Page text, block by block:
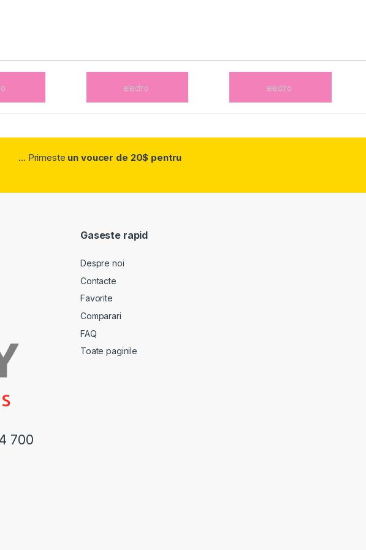
... Primeste un voucer de 20$ pentru
700
Gaseste rapid
Despre noi
Contacte
Favorite
Comparari
FAQ
Toate paginile